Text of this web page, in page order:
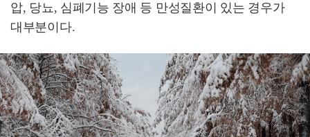
압, 당뇨, 심폐기능 장애 등 만성질환이 있는 경우가
대부분이다.